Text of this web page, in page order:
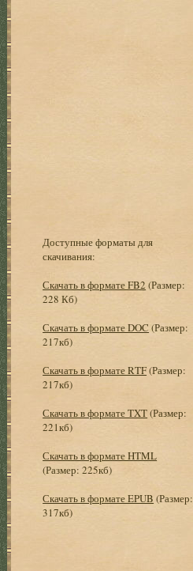
Доступные форматы для
скачивания:
Скачать в формате FB2 (Размер:
228 Кб)
Скачать в формате DOC (Размер:
217кб)
Скачать в формате RTF(Размер:
217кб)
Скачать в формате TXT(Размер:
221кб)
Скачать в формате HTML
(Размер: 225кб)
Скачать в формате EPUB (Размер:
317кб)